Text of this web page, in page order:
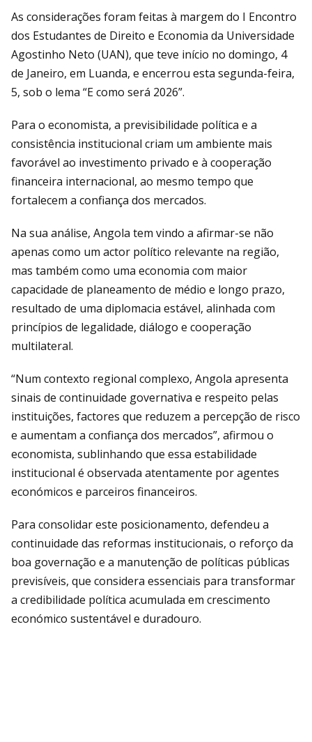
As considerações foram feitas à margem do I Encontro
dos Estudantes de Direito e Economia da Universidade
Agostinho Neto (UAN), que teve início no domingo, 4
de Janeiro, em Luanda, e encerrou esta segunda-feira,
5, sob o lema “E como será 2026”.
Para o economista, a previsibilidade política e a
consistência institucional criam um ambiente mais
favorável ao investimento privado e à cooperação
financeira internacional, ao mesmo tempo que
fortalecem a confiança dos mercados.
Na sua análise, Angola tem vindo a afirmar-se não
apenas como um actor político relevante na região,
mas também como uma economia com maior
capacidade de planeamento de médio e longo prazo,
resultado de uma diplomacia estável, alinhada com
princípios de legalidade, diálogo e cooperação
multilateral.
“Num contexto regional complexo, Angola apresenta
sinais de continuidade governativa e respeito pelas
instituições, factores que reduzem a percepção de risco
e aumentam a confiança dos mercados”, afirmou o
economista, sublinhando que essa estabilidade
institucional é observada atentamente por agentes
económicos e parceiros financeiros.
Para consolidar este posicionamento, defendeu a
continuidade das reformas institucionais, o reforço da
boa governação e a manutenção de políticas públicas
previsíveis, que considera essenciais para transformar
a credibilidade política acumulada em crescimento
económico sustentável e duradouro.